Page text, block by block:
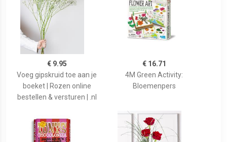
€ 9.95
Voeg gipskruid toe aan je
boeket | Rozen online
bestellen & versturen | .nl
€ 16.71
4M Green Activity:
Bloemenpers